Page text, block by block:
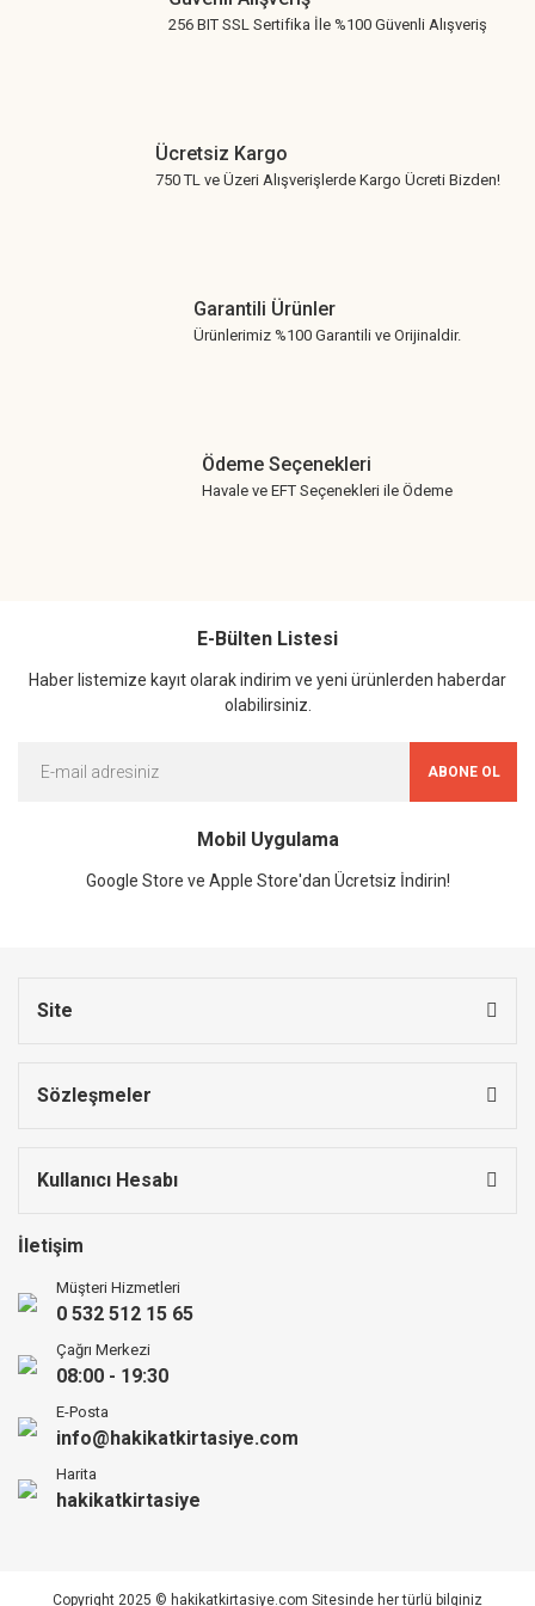
256 BIT SSL Sertifika İle %100 Güvenli Alışveriş
Ücretsiz Kargo
750 TL ve Üzeri Alışverişlerde Kargo Ücreti Bizden!
Garantili Ürünler
Ürünlerimiz %100 Garantili ve Orijinaldir.
Ödeme Seçenekleri
Havale ve EFT Seçenekleri ile Ödeme
E-Bülten Listesi
Haber listemize kayıt olarak indirim ve yeni ürünlerden haberdar
olabilirsiniz.
ABONE OL
Mobil Uygulama
Google Store ve Apple Store'dan Ücretsiz İndirin!
Site
Sözleşmeler
Kullanıcı Hesabı
İletişim
Müşteri Hizmetleri
0 532 512 15 65
Çağrı Merkezi
08:00 - 19:30
E-Posta
info@hakikatkirtasiye.com
Harita
hakikatkirtasiye
Copyright 2025 © hakikatkirtasiye.com Sitesinde her türlü bilginiz